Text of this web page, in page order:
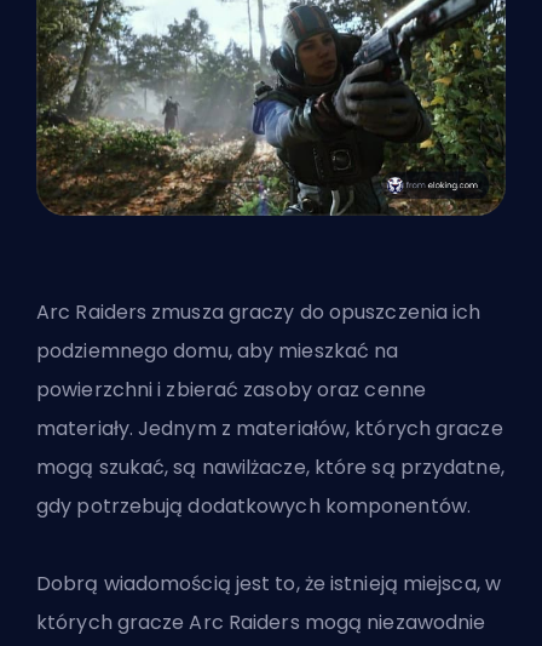
Arc Raiders zmusza graczy do opuszczenia ich
podziemnego domu, aby mieszkać na
powierzchni i zbierać zasobyoraz cenne
materiały. Jednym z materiałów, których gracze
mogą szukać, są nawilżacze, które są przydatne,
gdy potrzebują dodatkowych komponentów.
Dobrą wiadomością jest to, że istnieją miejsca, w
których gracze Arc Raiders mogą niezawodnie